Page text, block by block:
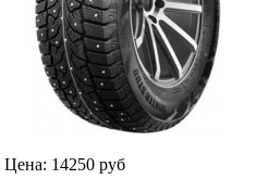
Цена: 14250 руб